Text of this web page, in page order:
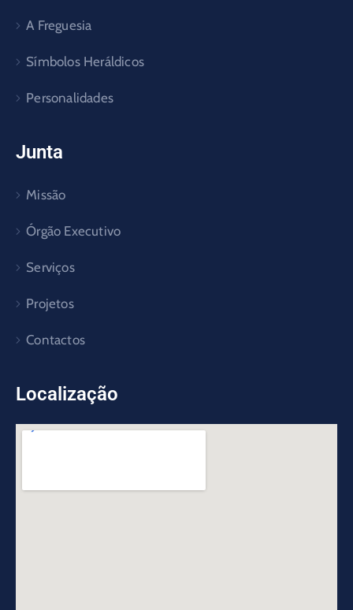
A Freguesia
Símbolos Heráldicos
Personalidades
Junta
Missão
Órgão Executivo
Serviços
Projetos
Contactos
Localização